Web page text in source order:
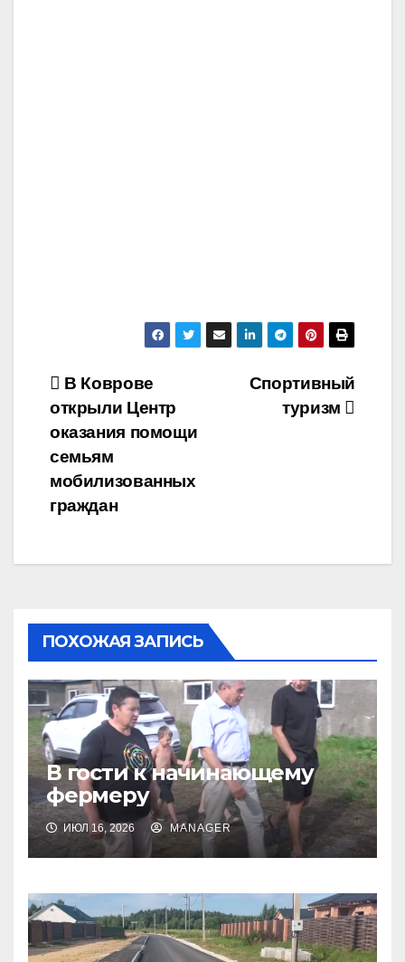
Навигация
по
записям
Спортивный
туризм
В Коврове
открыли Центр
оказания помощи
семьям
мобилизованных
граждан
ПОХОЖАЯ ЗАПИСЬ
В гости к начинающему
фермеру
ИЮЛ 16, 2026 MANAGER